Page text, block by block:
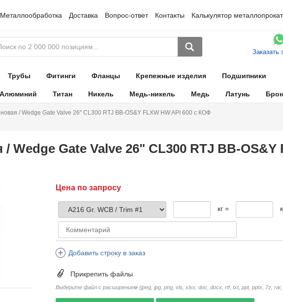
Металлообработка Доставка Вопрос-ответ Контакты Калькулятор
Заказать
Трубы Фитинги Фланцы Крепежные изделия Подшипники
Алюминий Титан Никель Медь-никель Медь Латунь
/ Wedge Gate Valve 26" CL300 RTJ BB-OS&Y FLXW HW API 600 с КОФ
Wedge Gate Valve 26" CL300 RTJ BB-OS&Y
Цена по запросу
кг =
Добавить строку в заказ
Прикрепить файлы
Выберите файл с расширением (jpeg, jpg, png, xls, xlxs, doc, docx, rtf, txt, ppt, pptx, 7z, rar,